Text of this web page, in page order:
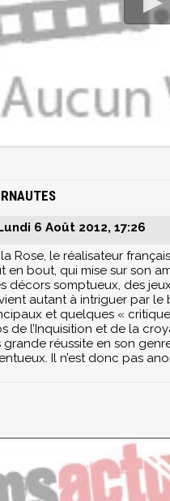
6 Août 2012, 17:26
Rose, le réalisateur
en bout, qui mise sur son
décors somptueux, des
autant à intriguer par le
et quelques «
de l’Inquisition et de la
grande réussite en son
Il n’est donc pas